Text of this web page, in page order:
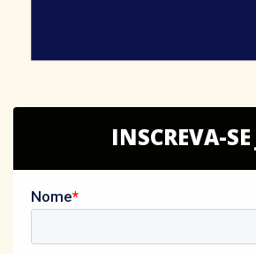
INSCREVA-SE